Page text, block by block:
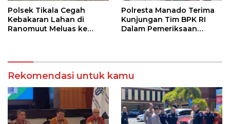
Polsek Tikala Cegah
Kebakaran Lahan di
Ranomuut Meluas ke
Polresta Manado Terima
Kunjungan Tim BPK RI
Dalam Pemeriksaan
Rekomendasi untuk kamu